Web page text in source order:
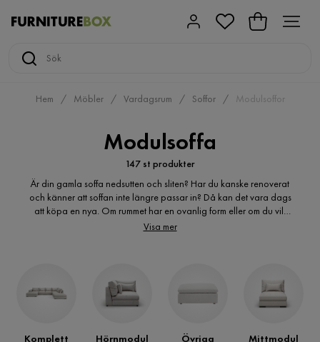
Hem Möbler Vardagsrum Soffor Modulsoffor
Modulsoffa
147 st produkter
Är din gamla soffa nedsutten och sliten? Har du kanske renoverat
och känner att soffan inte längre passar in? Då kan det vara dags
att köpa en nya. Om rummet har en ovanlig form eller om du vill
kunna flytta runt på din soffa efter behov kan en modulsoffa vara
enkelt kan jämföra de olika produkterna med varandra. På så vis
kommer du garanterat hitta den bästa soffan för dig.
Visa mer
Komplett
Hörnmodul
Övriga
Mittmodul